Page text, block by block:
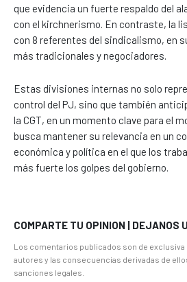
que evidencia un fuerte respaldo del
con el kirchnerismo. En contraste, la
con 8 referentes del sindicalismo, en
más tradicionales y negociadores.
Estas divisiones internas no solo
control del PJ, sino que también
la CGT, en un momento clave para el
busca mantener su relevancia en un
económica y política en el que los
más fuerte los golpes del gobierno.
COMPARTE TU OPINION | DEJANOS
Los comentarios publicados son de
autores y las consecuencias derivadas de
sanciones legales.